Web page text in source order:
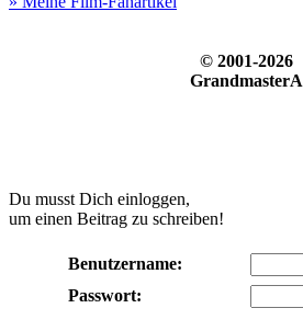
© 2001-2026
GrandmasterA
Du musst Dich einloggen,
um einen Beitrag zu schreiben!
Benutzername:
Passwort: